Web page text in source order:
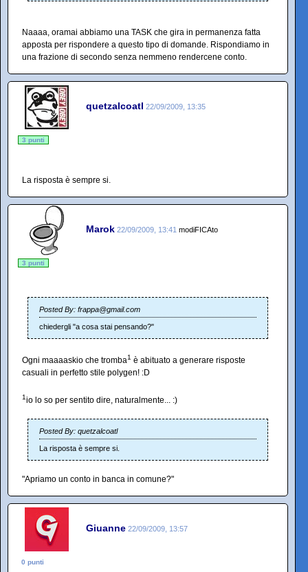
Naaaa, oramai abbiamo una TASK che gira in permanenza fatta
apposta per rispondere a questo tipo di domande. Rispondiamo in
una frazione di secondo senza nemmeno rendercene conto.
quetzalcoatl 22/09/2009, 13:35
3 punti
La risposta è sempre si.
Marok 22/09/2009, 13:41 modiFICAto
3 punti
Posted By: frappa@gmail.com
chiedergli "a cosa stai pensando?"
Ogni maaaaskio che tromba1 è abituato a generare risposte
casuali in perfetto stile polygen! :D
1io lo so per sentito dire, naturalmente... :)
Posted By: quetzalcoatl
La risposta è sempre si.
"Apriamo un conto in banca in comune?"
Giuanne 22/09/2009, 13:57
0 punti